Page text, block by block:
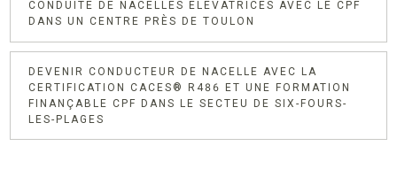
CONDUITE DE NACELLES ÉLÉVATRICES AVEC LE CPF
DANS UN CENTRE PRÈS DE TOULON
DEVENIR CONDUCTEUR DE NACELLE AVEC LA
CERTIFICATION CACES® R486 ET UNE FORMATION
FINANÇABLE CPF DANS LE SECTEU DE SIX-FOURS-
LES-PLAGES